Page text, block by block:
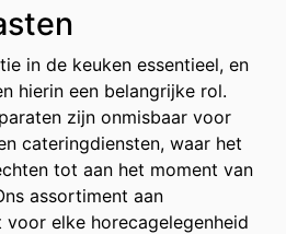
in de keuken essentieel, en
hierin een belangrijke rol.
zijn onmisbaar voor
cateringdiensten, waar het
tot aan het moment van
assortiment aan
elke horecagelegenheid